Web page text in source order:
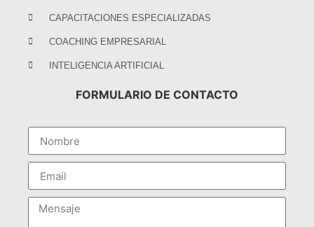
CAPACITACIONES ESPECIALIZADAS
COACHING EMPRESARIAL
INTELIGENCIA ARTIFICIAL
FORMULARIO DE CONTACTO